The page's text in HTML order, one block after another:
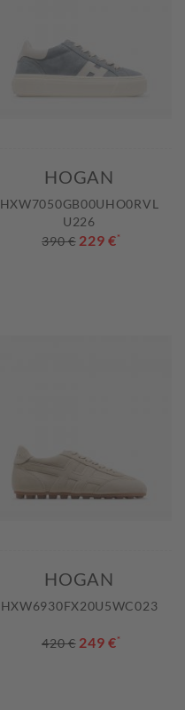
HOGAN
HXW7050GB00UHO0RVL
U226
390 € 229 €*
HOGAN
HXW6930FX20U5WC023
420 € 249 €*